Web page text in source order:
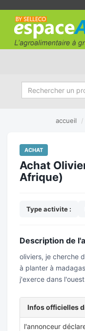
accueil
ACHAT
Achat
Afrique)
Type activite :
Description de
oliviers, je cherche
à planter à
j'exerce dans
Infos officielles
l'annonceur